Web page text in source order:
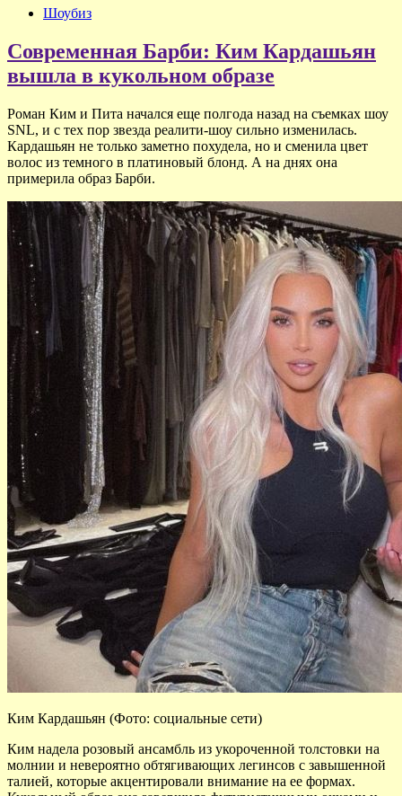
Шоубиз
Современная Барби: Ким Кардашьян
вышла в кукольном образе
Роман Ким и Пита начался еще полгода назад на съемках шоу
SNL, и с тех пор звезда реалити-шоу сильно изменилась.
Кардашьян не только заметно похудела, но и сменила цвет
волос из темного в платиновый блонд. А на днях она
примерила образ Барби.
Ким Кардашьян (Фото: cоциальные сети)
Ким надела розовый ансамбль из укороченной толстовки на
молнии и невероятно обтягивающих легинсов с завышенной
талией, которые акцентировали внимание на ее формах.